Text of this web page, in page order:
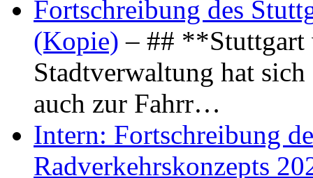
Fortschreibung des
(Kopie) – ## **Stuttgart
Stadtverwaltung hat
auch zur Fahrr…
Intern: Fortschreibung
Radverkehrskonzepts